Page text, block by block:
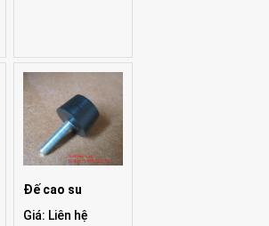
Đế cao su
Giá: Liên hệ